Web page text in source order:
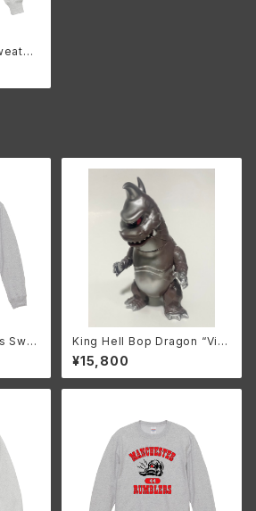
Swe
King Hell Bop Dragon “Vint
age Brown”
¥15,800